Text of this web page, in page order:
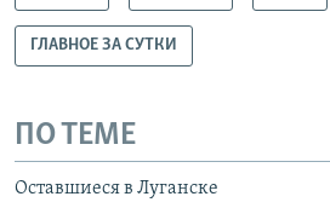
ГЛАВНОЕ ЗА СУТКИ
ПО ТЕМЕ
Оставшиеся в Луганске